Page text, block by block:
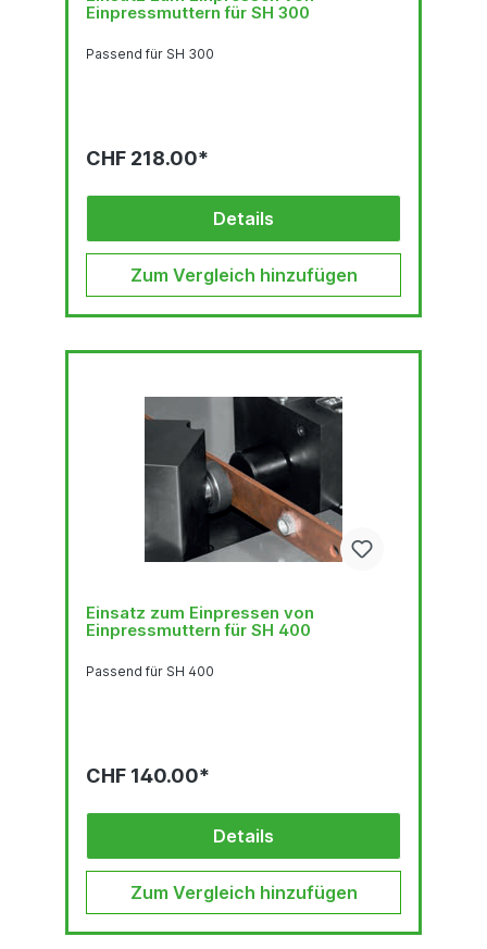
Einpressmuttern für SH 300
Passend für SH 300
CHF 218.00*
Details
Zum Vergleich hinzufügen
Einsatz zum Einpressen von
Einpressmuttern für SH 400
Passend für SH 400
CHF 140.00*
Details
Zum Vergleich hinzufügen